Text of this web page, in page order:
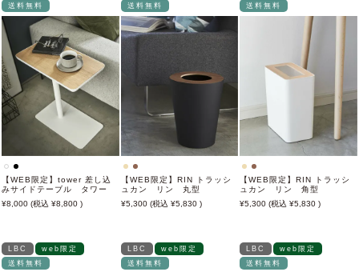
送料無料
【WEB限定】tower 差し込
みサイドテーブル タワー
8,000
8,800
送料無料
【WEB限定】RIN トラッシ
ュカン リン 丸型
5,300
5,830
送料無料
【WEB限定】RIN トラッシ
ュカン リン 角型
5,300
5,830
LBC
web限定
送料無料
LBC
web限定
送料無料
LBC
web限定
送料無料